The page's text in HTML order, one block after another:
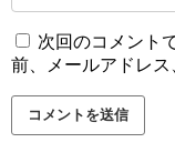
次回のコメント
前、メールアドレス